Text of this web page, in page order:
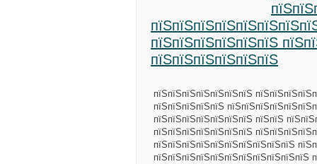
пїЅпїЅпїЅпїЅпїЅпїЅ
пїЅпїЅпїЅпїЅпїЅпїЅ
пїЅпїЅпїЅпїЅпїЅпїЅпїЅ
пїЅпїЅпїЅпїЅпїЅ
пїЅпїЅпїЅпїЅпїЅпїЅпїЅ пїЅпїЅ
пїЅпїЅпїЅпїЅпїЅпїЅпїЅ
пїЅпїЅпїЅпїЅпїЅпїЅпїЅпїЅпїЅпїЅ
пїЅпїЅпїЅпїЅпїЅпїЅпїЅпїЅпїЅпїЅпїЅ